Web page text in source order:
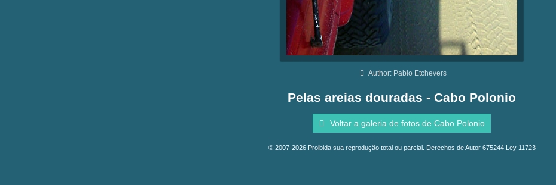
Author: Pablo Etchevers
Pelas areias douradas - Cabo Polonio
Voltar a galeria de fotos de Cabo Polonio
© 2007-2026 Proibida sua reprodução total ou parcial. Derechos de Autor 675244 Ley 11723